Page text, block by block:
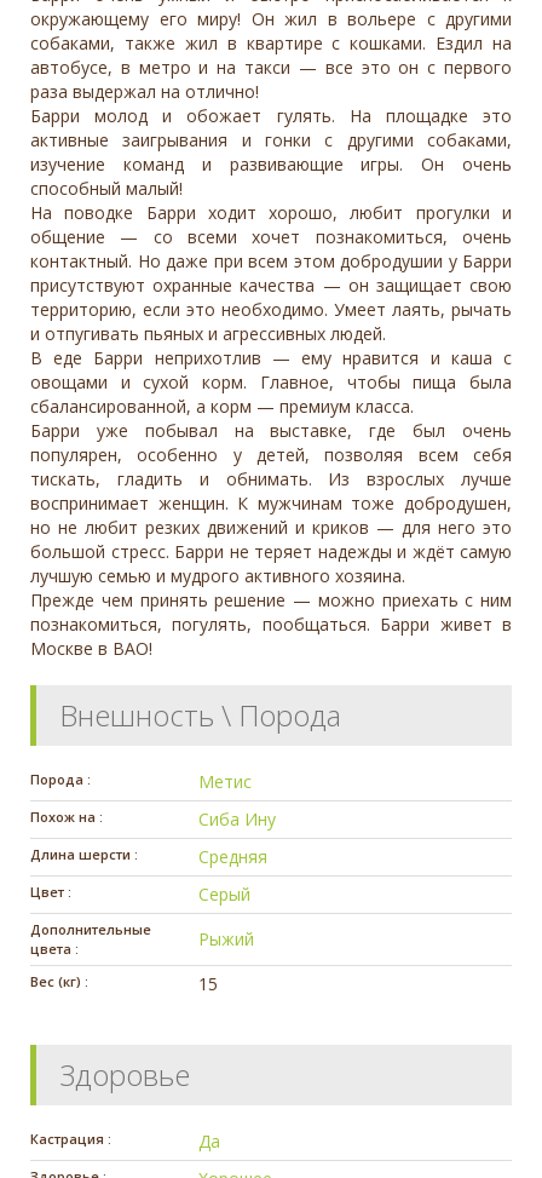
окружающему его миру! Он жил в вольере с другими
собаками, также жил в квартире с кошками. Ездил на
автобусе, в метро и на такси — все это он с первого
раза выдержал на отлично!
Барри молод и обожает гулять. На площадке это
активные заигрывания и гонки с другими собаками,
изучение команд и развивающие игры. Он очень
способный малый!
На поводке Барри ходит хорошо, любит прогулки и
общение — со всеми хочет познакомиться, очень
контактный. Но даже при всем этом добродушии у Барри
присутствуют охранные качества — он защищает свою
территорию, если это необходимо. Умеет лаять, рычать
и отпугивать пьяных и агрессивных людей.
В еде Барри неприхотлив — ему нравится и каша с
овощами и сухой корм. Главное, чтобы пища была
сбалансированной, а корм — премиум класса.
Барри уже побывал на выставке, где был очень
популярен, особенно у детей, позволяя всем себя
тискать, гладить и обнимать. Из взрослых лучше
воспринимает женщин. К мужчинам тоже добродушен,
но не любит резких движений и криков — для него это
большой стресс. Барри не теряет надежды и ждёт самую
лучшую семью и мудрого активного хозяина.
Прежде чем принять решение — можно приехать с ним
познакомиться, погулять, пообщаться. Барри живет в
Москве в ВАО!
Внешность \ Порода
Порода : Метис
Похож на : Сиба Ину
Длина шерсти : Средняя
Цвет : Серый
Дополнительные
цвета :
Рыжий
Вес (кг) : 15
Здоровье
Кастрация : Да